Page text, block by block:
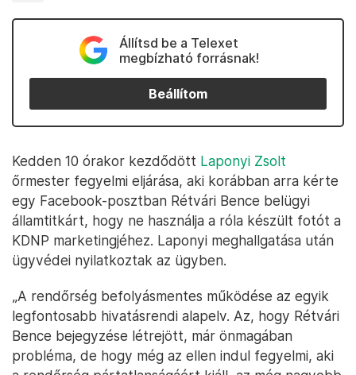
Állítsd be a Telexet
megbízható forrásnak!
Beállítom
Kedden 10 órakor kezdődött Laponyi Zsolt
őrmester fegyelmi eljárása, aki korábban arra kérte
egy Facebook-posztban Rétvári Bence belügyi
államtitkárt, hogy ne használja a róla készült fotót a
KDNP marketingjéhez. Laponyi meghallgatása után
ügyvédei nyilatkoztak az ügyben.
„A rendőrség befolyásmentes működése az egyik
legfontosabb hivatásrendi alapelv. Az, hogy Rétvári
Bence bejegyzése létrejött, már önmagában
probléma, de hogy még az ellen indul fegyelmi, aki